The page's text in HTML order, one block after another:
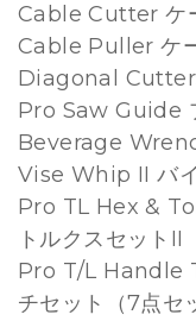
Cable Cutter ケ
Cable Puller ケ
Diagonal
Pro Saw Guide
Beverage
Vise Whip II バ
Pro TL Hex &
トルクスセットII
Pro T/L Handle
チセット（7点セ